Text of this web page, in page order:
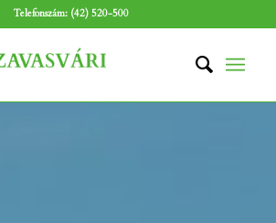
Telefonszám: (42) 520-500